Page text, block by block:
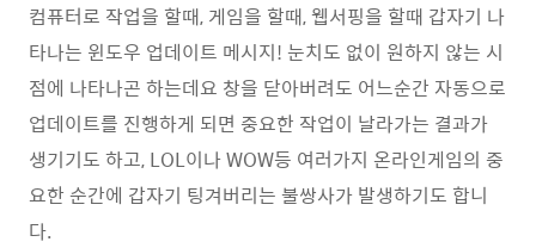
컴퓨터로 작업을 할때, 게임을 할때, 웹서핑을 할때 갑자기 나
타나는 윈도우 업데이트 메시지! 눈치도 없이 원하지 않는 시
점에 나타나곤 하는데요 창을 닫아버려도 어느순간 자동으로
업데이트를 진행하게 되면 중요한 작업이 날라가는 결과가
생기기도 하고, LOL이나 WOW등 여러가지 온라인게임의 중
요한 순간에 갑자기 팅겨버리는 불쌍사가 발생하기도 합니
다.